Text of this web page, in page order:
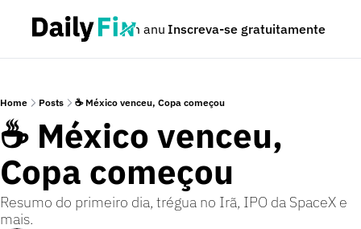
Podcast Seja um anunciante Dúvidas
Inscreva-se gratuitamente
Home Posts ☕ México venceu, Copa começou
☕ México venceu,
Copa começou
Resumo do primeiro dia, trégua no Irã, IPO da SpaceX e
mais.